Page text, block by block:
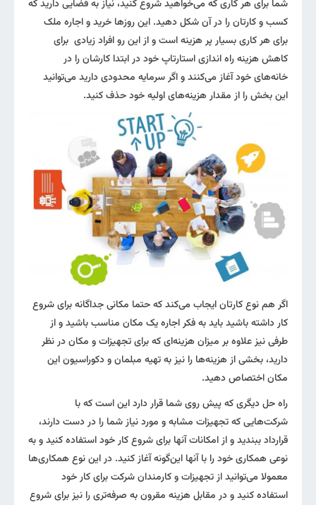
شما برای هر کاری که می‌خواهید شروع کنید، نیاز به فضایی دارید که
کسب و کارتان را در آن شکل دهید. این روزها خرید و اجاره ملک
برای هر کاری بسیار پر هزینه ‌است و از این رو افراد زیادی برای
کاهش هزینه راه اندازی استارتاپ خود در ابتدا کارشان را در
خانه‌های خود آغاز می‌کنند و اگر سرمایه محدودی دارید می‌توانید
این بخش را از مقدار هزینه‌های اولیه خود حذف کنید.
اگر هم نوع کارتان ایجاب می‌کند که حتما مکانی جداگانه برای شروع
کار داشته باشید باید به فکر اجاره یک مکان مناسب باشید و از
طرفی نیز علاوه بر میزان هزینه‌ای که برای تجهیزات و مکان در نظر
دارید، بخشی از هزینه‌ها را نیز به تهیه مبلمان و دکوراسیون این
مکان اختصاص دهید.
راه حل دیگری که پیش روی شما قرار دارد این است که با
شرکت‌هایی که تجهیزات مشابه و مورد نیاز شما را در دست دارند،
قرارداد ببندید و از امکانات آنها برای شروع کار خود استفاده کنید و به
نوعی همکاری خود را با آنها این‌گونه آغاز کنید. در این نوع همکاری‌ها
معمولا می‌توانید از تجهیزات و کارمندان شرکت برای کار خود
استفاده کنید و در مقابل هزینه مقرون به صرفه‌تری را نیز برای شروع